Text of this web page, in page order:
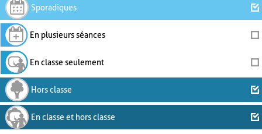
Sporadiques
En plusieurs séances
En classe seulement
Hors classe
En classe et hors classe